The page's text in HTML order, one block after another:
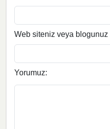
Web siteniz veya blogunuz
Yorumuz: